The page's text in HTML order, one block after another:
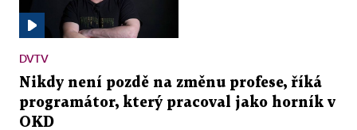
DVTV
Nikdy není pozdě na změnu profese, říká
programátor, který pracoval jako horník v
OKD